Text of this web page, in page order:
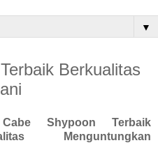
▼
Berkualitas
Shypoon Terbaik
Menguntungkan